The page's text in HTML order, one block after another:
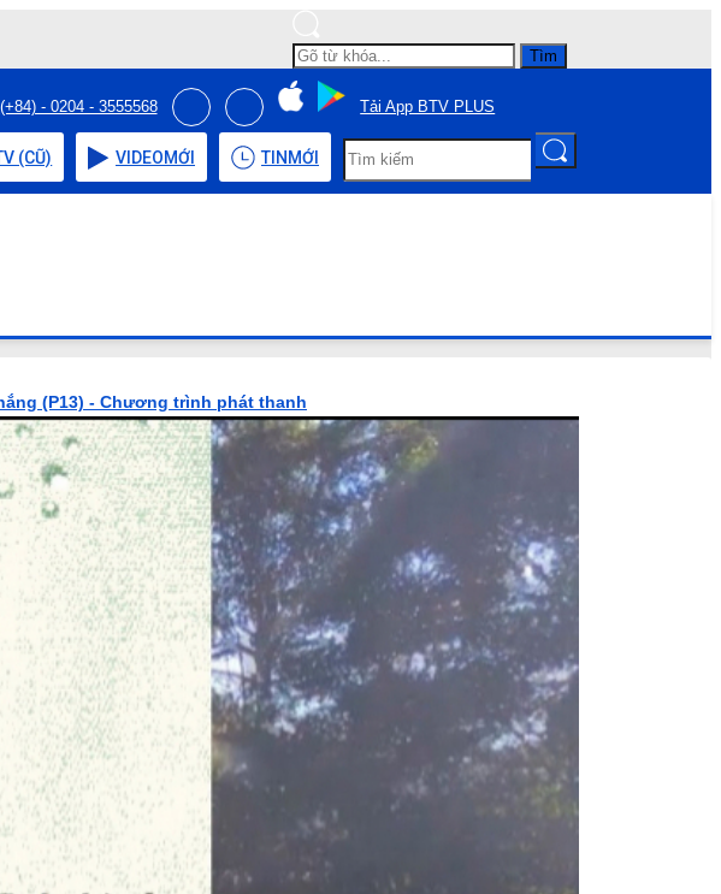
Tìm
- 0204 - 3555568 Tải App BTV PLUS
(CŨ) VIDEOMỚI TIN MỚI
(P13) - Chương trình phát thanh